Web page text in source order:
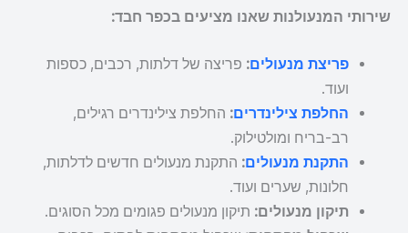
שירותי המנעולנות שאנו מציעים בכפר חבד:
פריצת מנעולים: פריצה של דלתות, רכבים, כספות
ועוד.
החלפת צילינדרים: החלפת צילינדרים רגילים,
רב-בריח ומולטילוק.
התקנת מנעולים: התקנת מנעולים חדשים לדלתות,
חלונות, שערים ועוד.
תיקון מנעולים: תיקון מנעולים פגומים מכל הסוגים.